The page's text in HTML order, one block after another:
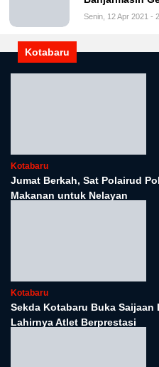
Senin, 12 Apr 2021 - 20:01 WITA
Sekda Kotabaru Buka Saijaan
Lahirnya Atlet Berprestasi
Kotabaru
Penerimaan Mahasiswa Baru
Kotabaru